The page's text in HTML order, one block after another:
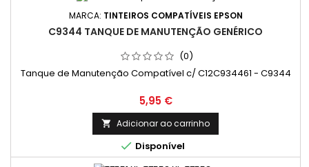
MARCA: TINTEIROS COMPATÍVEIS EPSON
C9344 TANQUE DE MANUTENÇÃO GENÉRICO
(0)
Tanque de Manutenção Compatível c/ C12C934461 - C9344
Preço
5,95 €
 Adicionar ao carrinho
 Disponível